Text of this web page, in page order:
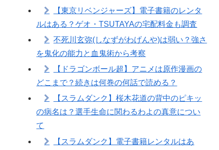
【東京リベンジャーズ】電子書籍のレンタ
ルはある？ゲオ・TSUTAYAの宅配料金も調査
不死川玄弥(しなずがわげんや)は弱い？強さ
を鬼化の能力と血鬼術から考察
【ドラゴンボール超】アニメは原作漫画の
どこまで？続きは何巻の何話で読める？
【スラムダンク】桜木花道の背中のピキッ
の病名は？選手生命に関わるわよの真意につい
て
【スラムダンク】電子書籍レンタルはあ